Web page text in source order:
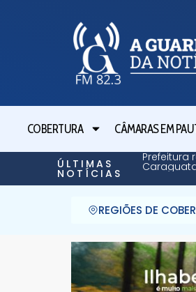
COBERTURA CÂMARAS EM
ÚLTIMAS
NOTÍCIAS
REGIÕES DE